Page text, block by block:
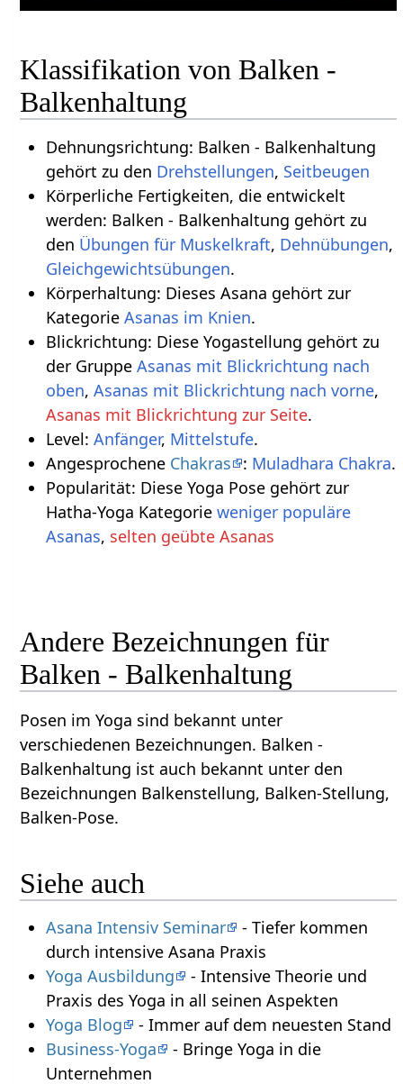
Klassifikation von Balken -
Balkenhaltung
Dehnungsrichtung: Balken - Balkenhaltung
gehört zu den Drehstellungen, Seitbeugen
Körperliche Fertigkeiten, die entwickelt
werden: Balken - Balkenhaltung gehört zu
den Übungen für Muskelkraft, Dehnübungen,
Gleichgewichtsübungen.
Körperhaltung: Dieses Asana gehört zur
Kategorie Asanas im Knien.
Blickrichtung: Diese Yogastellung gehört zu
der Gruppe Asanas mit Blickrichtung nach
oben, Asanas mit Blickrichtung nach vorne,
Asanas mit Blickrichtung zur Seite.
Level: Anfänger, Mittelstufe.
Angesprochene Chakras : Muladhara Chakra.
Popularität: Diese Yoga Pose gehört zur
Hatha-Yoga Kategorie weniger populäre
Asanas, selten geübte Asanas
Andere Bezeichnungen für
Balken - Balkenhaltung
Posen im Yoga sind bekannt unter
verschiedenen Bezeichnungen. Balken -
Balkenhaltung ist auch bekannt unter den
Bezeichnungen Balkenstellung, Balken-Stellung,
Balken-Pose.
Siehe auch
Asana Intensiv Seminar
- Tiefer kommen
durch intensive Asana Praxis
Yoga Ausbildung
- Intensive Theorie und
Praxis des Yoga in all seinen Aspekten
Yoga Blog
- Immer auf dem neuesten Stand
Business-Yoga
- Bringe Yoga in die
Unternehmen